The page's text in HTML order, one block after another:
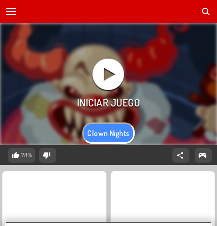
Clown Nights
78%